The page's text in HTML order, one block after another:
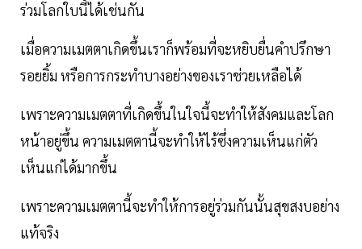
ร่วมโลกใบนี้ได้เช่นกัน
เมื่อความเมตตาเกิดขึ้นเราก็พร้อมที่จะหยิบยื่นคำปรึกษา
รอยยิ้ม หรือการกระทำบางอย่างของเราช่วยเหลือได้
เพราะความเมตตาที่เกิดขึ้นในใจนี้จะทำให้สังคมและโลก
หน้าอยู่ขึ้น ความเมตตานี้จะทำให้ไร้ซึ่งความเห็นแก่ตัว
เห็นแก่ได้มากขึ้น
เพราะความเมตตานี้จะทำให้การอยู่ร่วมกันนั้นสุขสงบอย่าง
แท้จริง